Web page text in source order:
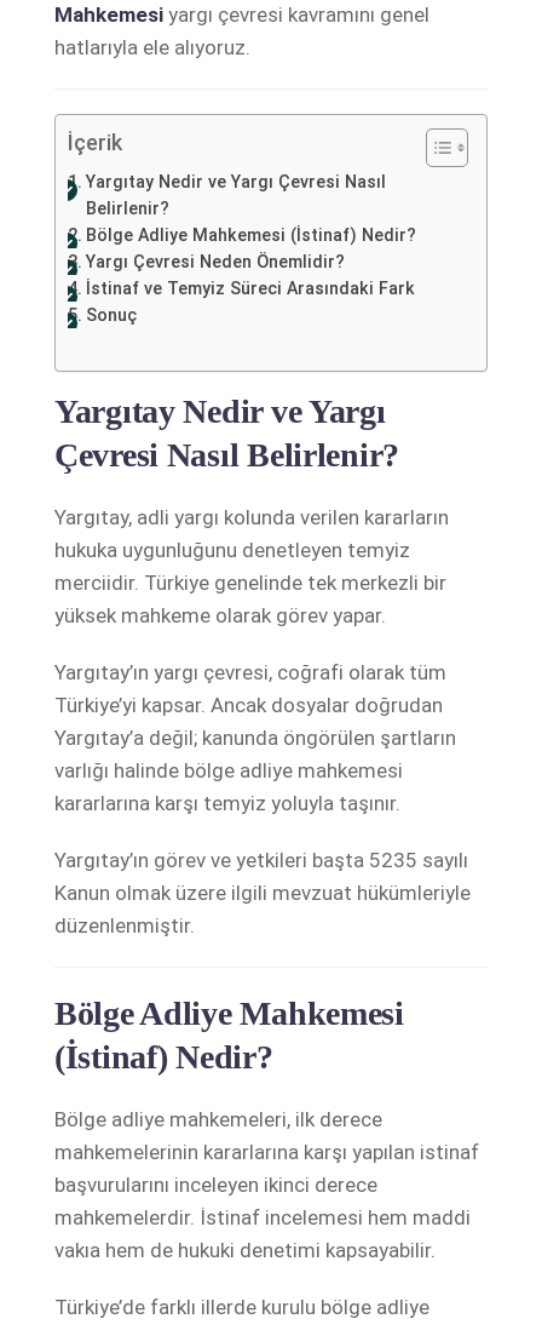
Mahkemesi yargı çevresi kavramını genel
hatlarıyla ele alıyoruz.
İçerik
Yargıtay Nedir ve Yargı Çevresi Nasıl
Belirlenir?
Bölge Adliye Mahkemesi (İstinaf) Nedir?
Yargı Çevresi Neden Önemlidir?
İstinaf ve Temyiz Süreci Arasındaki Fark
Sonuç
Yargıtay Nedir ve Yargı
Çevresi Nasıl Belirlenir?
Yargıtay, adli yargı kolunda verilen kararların
hukuka uygunluğunu denetleyen temyiz
merciidir. Türkiye genelinde tek merkezli bir
yüksek mahkeme olarak görev yapar.
Yargıtay’ın yargı çevresi, coğrafi olarak tüm
Türkiye’yi kapsar. Ancak dosyalar doğrudan
Yargıtay’a değil; kanunda öngörülen şartların
varlığı halinde bölge adliye mahkemesi
kararlarına karşı temyiz yoluyla taşınır.
Yargıtay’ın görev ve yetkileri başta 5235 sayılı
Kanun olmak üzere ilgili mevzuat hükümleriyle
düzenlenmiştir.
Bölge Adliye Mahkemesi
(İstinaf) Nedir?
Bölge adliye mahkemeleri, ilk derece
mahkemelerinin kararlarına karşı yapılan istinaf
başvurularını inceleyen ikinci derece
mahkemelerdir. İstinaf incelemesi hem maddi
vakıa hem de hukuki denetimi kapsayabilir.
Türkiye’de farklı illerde kurulu bölge adliye